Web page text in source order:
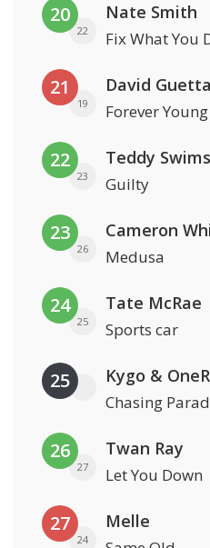
20
22
Nate Smith
Fix What You
21
19 Forever Young
22
23
Teddy Swims
Guilty
23
26
Cameron
Medusa
24
25
Tate McRae
Sports car
25 Kygo &
Chasing
26
27
Twan Ray
Let You Down
27
24
Melle